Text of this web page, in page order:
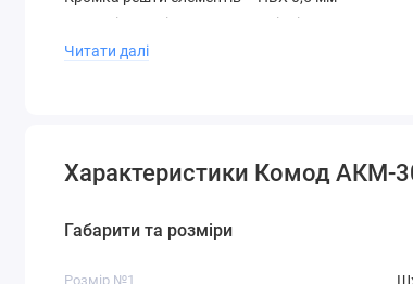
Висувні механізми – телескопічні
Додатково
Читати далі
Характеристики Комод АКМ-
Габарити та розміри
Розмір №1